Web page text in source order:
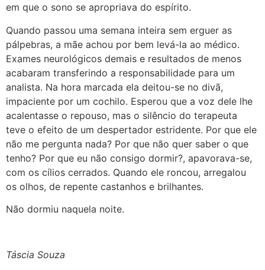
em que o sono se apropriava do espírito.
Quando passou uma semana inteira sem erguer as
pálpebras, a mãe achou por bem levá-la ao médico.
Exames neurológicos demais e resultados de menos
acabaram transferindo a responsabilidade para um
analista. Na hora marcada ela deitou-se no divã,
impaciente por um cochilo. Esperou que a voz dele lhe
acalentasse o repouso, mas o silêncio do terapeuta
teve o efeito de um despertador estridente. Por que ele
não me pergunta nada? Por que não quer saber o que
tenho? Por que eu não consigo dormir?, apavorava-se,
com os cílios cerrados. Quando ele roncou, arregalou
os olhos, de repente castanhos e brilhantes.
Não dormiu naquela noite.
Táscia Souza